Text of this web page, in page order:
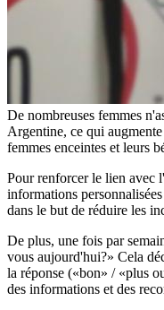
De nombreuses femmes
Argentine, ce qui
femmes enceintes et leurs
Pour renforcer le lien avec
informations
dans le but de réduire les
De plus, une fois par
vous aujourd'hui?» Cela
la réponse («bon» / «plus
des informations et des